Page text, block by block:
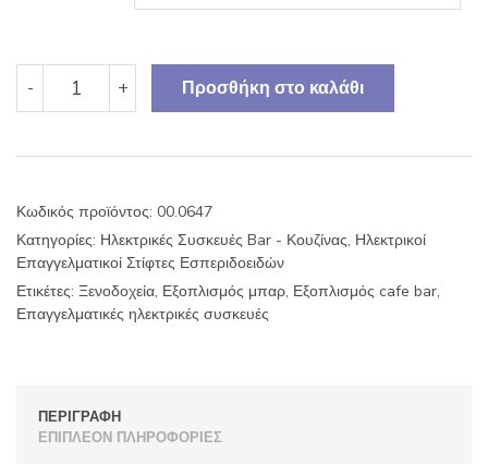
-
Στίφτης
εσπεριδοειδών
με
inox
κάδο
και
μεταλλικό
+ Προσθήκη στο καλάθι
Κωδικός προϊόντος: 00.0647
Κατηγορίες: Ηλεκτρικές Συσκευές Bar - Κουζίνας, Ηλεκτρικοί
Επαγγελματικοί Στίφτες Εσπεριδοειδών
Ετικέτες: Ξενοδοχεία, Εξοπλισμός μπαρ, Εξοπλισμός cafe bar,
Επαγγελματικές ηλεκτρικές συσκευές
ΠΕΡΙΓΡΑΦΉ
ΕΠΙΠΛΈΟΝ ΠΛΗΡΟΦΟΡΊΕΣ